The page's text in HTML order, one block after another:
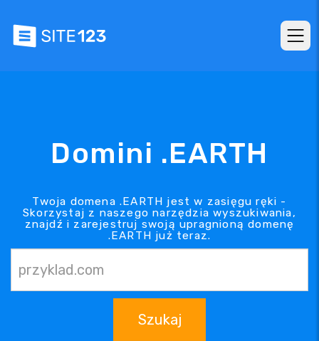
Domini .EARTH
Twoja domena .EARTH jest w zasięgu ręki -
Skorzystaj z naszego narzędzia wyszukiwania,
znajdź i zarejestruj swoją upragnioną domenę
.EARTH już teraz.
Szukaj